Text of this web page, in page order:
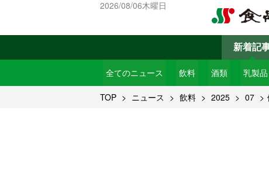
2026/08/06木曜日
新着記
全てのニュース 飲料 酒類 乳製品
TOP ニュース 飲料 2025 07